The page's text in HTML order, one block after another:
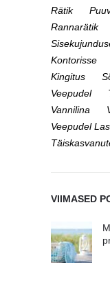
Rätik
Rannarätik
Kontorisse
Kingitus
Veepudel
Vannilina
Veepudel
VIIMASED